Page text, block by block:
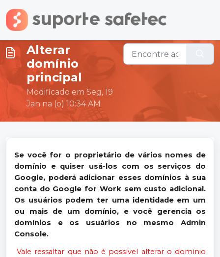
Ir para o conteúdo principal
Alterar
domínio
principal
Modificado em Seg, 19
Jan na (o) 10:34 AM
Se você for o proprietário de vários nomes de
domínio e quiser usá-los com os serviços do
Google, poderá adicionar esses domínios à sua
conta do Google for Work sem custo adicional.
Os usuários podem ter uma identidade em um
ou mais de um domínio, e você gerencia os
domínios e os usuários no mesmo Admin
Console.
Vale ressaltar que não é possível alterar o domínio